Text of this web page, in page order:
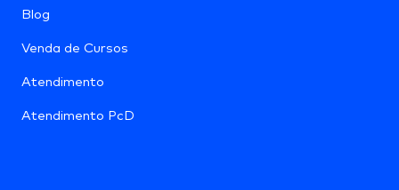
Blog
Venda de Cursos
Atendimento
Atendimento PcD